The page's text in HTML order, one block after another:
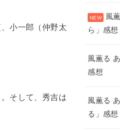
小一郎（仲野太
そして、秀吉は
風
ら」感想
風薫る
感想
風薫る
る」感想